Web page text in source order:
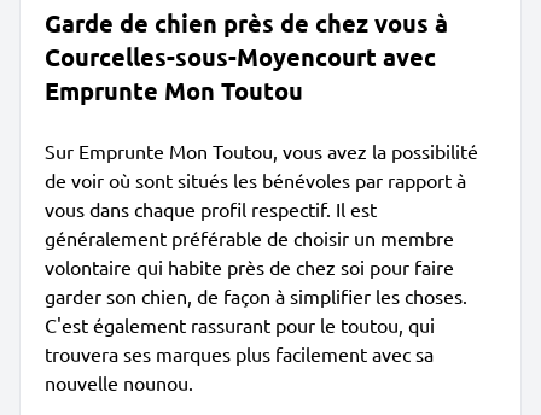
Garde de chien près de chez vous à
Courcelles-sous-Moyencourt avec
Emprunte Mon Toutou
Sur Emprunte Mon Toutou, vous avez la possibilité
de voir où sont situés les bénévoles par rapport à
vous dans chaque profil respectif. Il est
généralement préférable de choisir un membre
volontaire qui habite près de chez soi pour faire
garder son chien, de façon à simplifier les choses.
C'est également rassurant pour le toutou, qui
trouvera ses marques plus facilement avec sa
nouvelle nounou.